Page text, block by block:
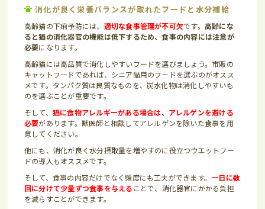
消化が良く栄養バランスが取れたフードと水分補給
高齢猫の下痢予防には、 適切な食事管理が不可欠です。 高齢にな
ると猫の消化器官の機能は低下するため、食事の内容には注意が
必要になります。
高齢猫には高品質で消化しやすいフードを選びましょう。市販の
キャットフードであれば、シニア猫用のフードを選ぶのがオスス
メです。タンパク質は良質なものを、炭水化物は消化しやすいも
のを選ぶことが重要です。
そして、 猫に食物アレルギーがある場合は、アレルゲンを避ける
必要があります。獣医師と相談してアレルゲンを除いた食事を用
意してください。
他にも、消化が良く水分摂取量を増やすのに役立つウエットフー
ドの導入もオススメです。
そして、食事の内容だけでなく頻度にも工夫ができます。一日に数
回に分けて少量ずつ食事を与える ことで、消化器官にかかる負担
を減らすことができます。